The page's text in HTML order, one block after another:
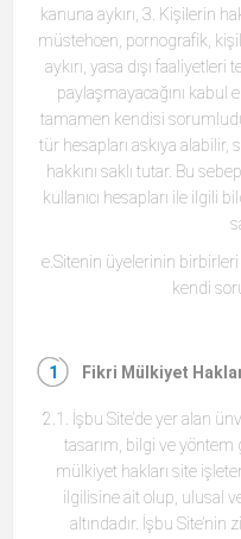
kanuna aykırı, 3. Kişilerin
müstehcen, pornografik,
aykırı, yasa dışı
paylaşmayacağını kabul
tamamen kendisi
tür hesapları askıya
hakkını saklı tutar. Bu
kullanıcı hesapları ile ilgili
e.Sitenin üyelerinin
kendi
Fikri Mülkiyet
2.1. İşbu Site’de yer alan
tasarım, bilgi ve
mülkiyet hakları site
ilgilisine ait olup, ulusal
altındadır. İşbu Site’nin